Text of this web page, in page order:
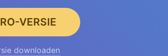
VERSIE
downloaden